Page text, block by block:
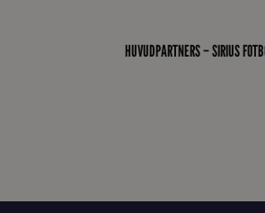
HUVUDPARTNERS – SIRIUS